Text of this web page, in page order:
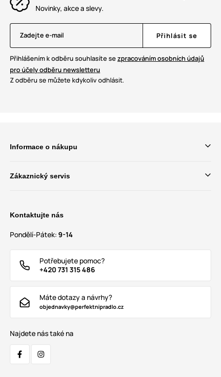
Novinky, akce a slevy.
Zadejte e-mail Přihlásit se
Přihlášením k odběru souhlasíte sezpracováním osobních údajů
pro účely odběru newsletteru
Z odběru se můžete kdykoliv odhlásit.
Informace o nákupu
Zákaznický servis
Kontaktujte nás
Pondělí-Pátek: 9-14
Potřebujete pomoc?
+420 731 315 486
Máte dotazy a návrhy?
objednavky@perfektnipradlo.cz
Najdete nás také na